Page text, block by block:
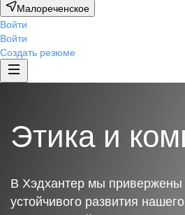
Малореченское
Войти
Войти
Создать резюме
Этика и
В Хэдхантер мы привержены
устойчивого развития